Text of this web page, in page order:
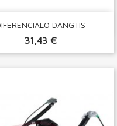
DANGTIS
31,43 €
Greita peržiūra